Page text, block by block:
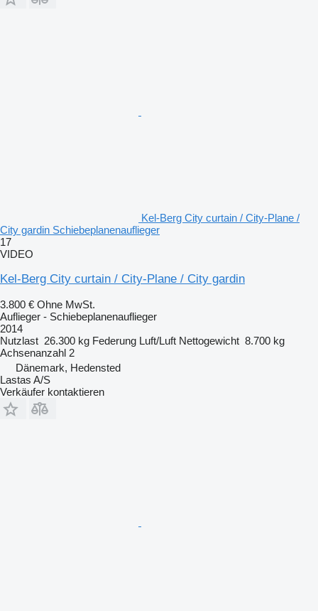
Kel-Berg City curtain / City-Plane /
City gardin Schiebeplanenauflieger
17
VIDEO
Kel-Berg City curtain / City-Plane / City gardin
3.800 € Ohne MwSt.
Auflieger - Schiebeplanenauflieger
2014
Nutzlast 26.300 kg Federung Luft/Luft Nettogewicht 8.700 kg
Achsenanzahl 2
Dänemark, Hedensted
Lastas A/S
Verkäufer kontaktieren